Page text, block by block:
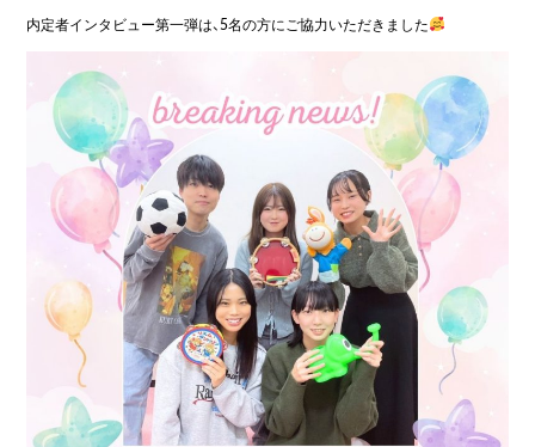
内定者インタビュー第一弾は、5名の方にご協力いただきました